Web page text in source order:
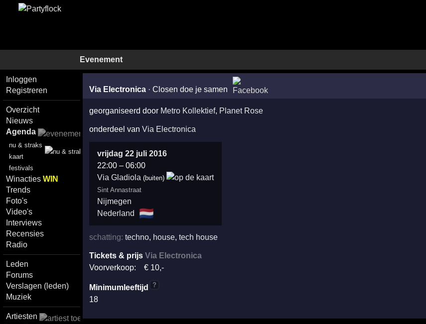
Evenement
Inloggen
Registreren
Overzicht
Nieuws
Agenda
nu & straks
kaart
festivals
WinactiesWIN
Trends
Foto's
Video's
Interviews
Recensies
Radio
Leden
Forums
Verslagen (leden)
Muziek
Artiesten
Via Electronica· Closen doe je samen
georganiseerd door Metro Kollektief, Planet Rose
onderdeel van Via Electronica
vrijdag 22 juli 2016
22:00– 06:00
Via Gladiola (buiten)
Sint Annastraat
Nijmegen
Nederland
🇳🇱
schatting: techno, house, tech house
Tickets & prijs Via Electronica
Voorverkoop:
€ 10,-
Minimumleeftijd ?
18